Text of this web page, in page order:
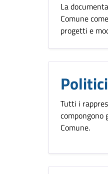
La
Comune
progetti e
Politici
Tutti i
compongono
Comune.